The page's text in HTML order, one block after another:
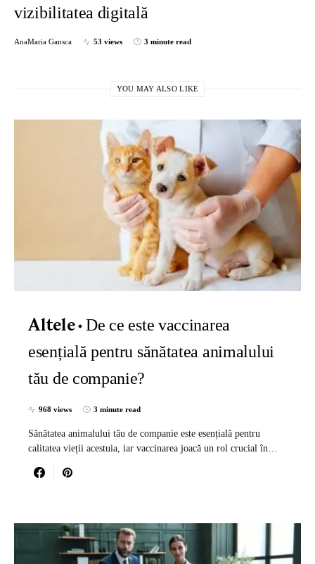
vizibilitatea digitală
AnaMaria Gansca 53 views 3 minute read
YOU MAY ALSO LIKE
Altele
De ce este vaccinarea
esențială pentru sănătatea animalului
tău de companie?
968 views 3 minute read
Sănătatea animalului tău de companie este esențială pentru
calitatea vieții acestuia, iar vaccinarea joacă un rol crucial în…